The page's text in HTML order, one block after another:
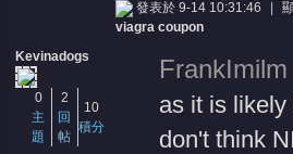
Kevinadogs
0
主
題
2
回
帖
10
積分
發表於 9-14 10:31:46
viagra coupon
as it is
don't think